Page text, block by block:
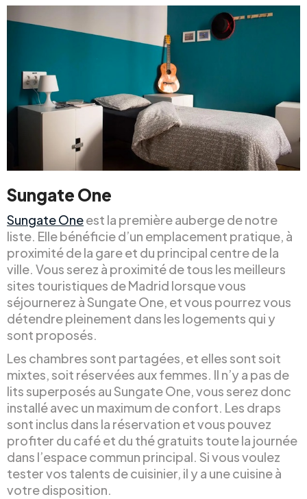
Sungate One
Sungate Oneest la première auberge de notre
liste. Elle bénéficie d’un emplacement pratique, à
proximité de la gare et du principal centre de la
ville. Vous serez à proximité de tous les meilleurs
sites touristiques de Madrid lorsque vous
séjournerez à Sungate One, et vous pourrez vous
détendre pleinement dans les logements qui y
sont proposés.
Les chambres sont partagées, et elles sont soit
mixtes, soit réservées aux femmes. Il n’y a pas de
lits superposés au Sungate One, vous serez donc
installé avec un maximum de confort. Les draps
sont inclus dans la réservation et vous pouvez
profiter du café et du thé gratuits toute la journée
dans l’espace commun principal. Si vous voulez
tester vos talents de cuisinier, il y a une cuisine à
votre disposition.